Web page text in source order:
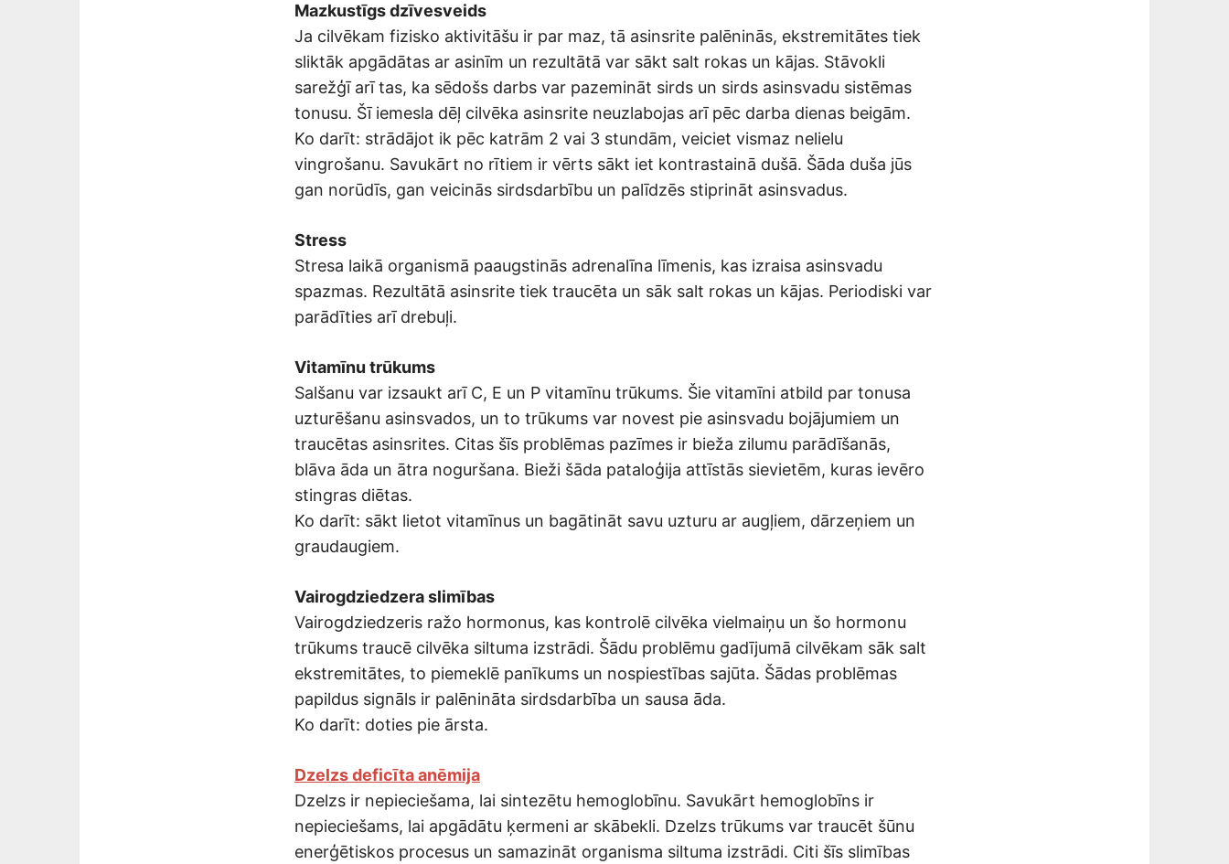
Mazkustīgs dzīvesveids
Ja cilvēkam fizisko aktivitāšu ir par maz, tā asinsrite palēninās, ekstremitātes tiek
sliktāk apgādātas ar asinīm un rezultātā var sākt salt rokas un kājas. Stāvokli
sarežģī arī tas, ka sēdošs darbs var pazemināt sirds un sirds asinsvadu sistēmas
tonusu. Šī iemesla dēļ cilvēka asinsrite neuzlabojas arī pēc darba dienas beigām.
Ko darīt: strādājot ik pēc katrām 2 vai 3 stundām, veiciet vismaz nelielu
vingrošanu. Savukārt no rītiem ir vērts sākt iet kontrastainā dušā. Šāda duša jūs
gan norūdīs, gan veicinās sirdsdarbību un palīdzēs stiprināt asinsvadus.
Stress
Stresa laikā organismā paaugstinās adrenalīna līmenis, kas izraisa asinsvadu
spazmas. Rezultātā asinsrite tiek traucēta un sāk salt rokas un kājas. Periodiski var
parādīties arī drebuļi.
Vitamīnu trūkums
Salšanu var izsaukt arī C, E un P vitamīnu trūkums. Šie vitamīni atbild par tonusa
uzturēšanu asinsvados, un to trūkums var novest pie asinsvadu bojājumiem un
traucētas asinsrites. Citas šīs problēmas pazīmes ir bieža zilumu parādīšanās,
blāva āda un ātra noguršana. Bieži šāda pataloģija attīstās sievietēm, kuras ievēro
stingras diētas.
Ko darīt: sākt lietot vitamīnus un bagātināt savu uzturu ar augļiem, dārzeņiem un
graudaugiem.
Vairogdziedzera slimības
Vairogdziedzeris ražo hormonus, kas kontrolē cilvēka vielmaiņu un šo hormonu
trūkums traucē cilvēka siltuma izstrādi. Šādu problēmu gadījumā cilvēkam sāk salt
ekstremitātes, to piemeklē panīkums un nospiestības sajūta. Šādas problēmas
papildus signāls ir palēnināta sirdsdarbība un sausa āda.
Ko darīt: doties pie ārsta.
Dzelzs deficīta anēmija
Dzelzs ir nepieciešama, lai sintezētu hemoglobīnu. Savukārt hemoglobīns ir
nepieciešams, lai apgādātu ķermeni ar skābekli. Dzelzs trūkums var traucēt šūnu
enerģētiskos procesus un samazināt organisma siltuma izstrādi. Citi šīs slimības